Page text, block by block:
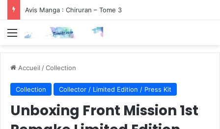
Avis Manga : Chiruran – Tome 3
Menu
Accueil /Collection
Collection Collector / Limited Edition / Press Kit
Unboxing Front Mission 1st